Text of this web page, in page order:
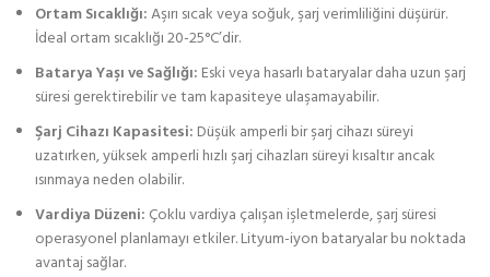
Ortam Sıcaklığı:Aşırı sıcak veya soğuk, şarj verimliliğini düşürür.
İdeal ortam sıcaklığı 20-25°C’dir.
Batarya Yaşı ve Sağlığı: Eski veya hasarlı bataryalar daha uzun şarj
süresi gerektirebilir ve tam kapasiteye ulaşamayabilir.
Şarj Cihazı Kapasitesi: Düşük amperli bir şarj cihazı süreyi
uzatırken, yüksek amperli hızlı şarj cihazları süreyi kısaltır ancak
ısınmaya neden olabilir.
Vardiya Düzeni: Çoklu vardiya çalışan işletmelerde, şarj süresi
operasyonel planlamayı etkiler. Lityum-iyon bataryalar bu noktada
avantaj sağlar.